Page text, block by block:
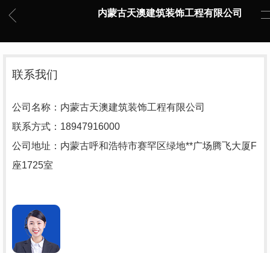
内蒙古天澳建筑装饰工程有限公司
联系我们
公司名称：内蒙古天澳建筑装饰工程有限公司
联系方式：18947916000
公司地址：内蒙古呼和浩特市赛罕区绿地**广场腾飞大厦F
座1725室